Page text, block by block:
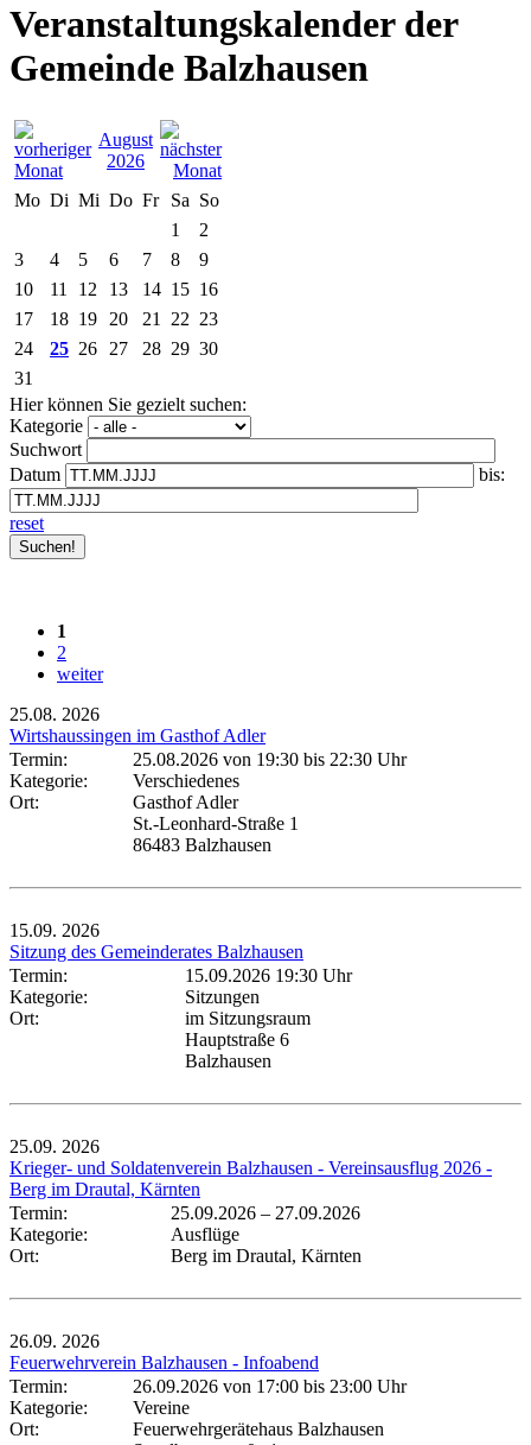
Veranstaltungskalender der
Gemeinde Balzhausen
August
2026
Mo Di Mi Do Fr Sa So
1
2
3
4 5 6 7 8
9
10
11 12 13 14 15 16
17
18 19 20 21 22 23
24
25 26 27 28 29 30
31
Hier können Sie gezielt suchen:
Kategorie
Suchwort
Datum
bis:
reset
1
2
weiter
25.08. 2026
Wirtshaussingen im Gasthof Adler
Termin:
25.08.2026 von 19:30 bis 22:30 Uhr
Kategorie:
Verschiedenes
Ort:
Gasthof Adler
St.-Leonhard-Straße 1
86483 Balzhausen
15.09. 2026
Sitzung des Gemeinderates Balzhausen
Termin:
15.09.2026 19:30 Uhr
Kategorie:
Sitzungen
Ort:
im Sitzungsraum
Hauptstraße 6
Balzhausen
25.09. 2026
Krieger- und Soldatenverein Balzhausen - Vereinsausflug 2026 -
Berg im Drautal, Kärnten
Termin:
25.09.2026 – 27.09.2026
Kategorie:
Ausflüge
Ort:
Berg im Drautal, Kärnten
26.09. 2026
Feuerwehrverein Balzhausen - Infoabend
Termin:
26.09.2026 von 17:00 bis 23:00 Uhr
Kategorie:
Vereine
Ort:
Feuerwehrgerätehaus Balzhausen